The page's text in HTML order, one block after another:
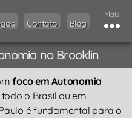
Contato Blog
Mais
no Brooklin
foco em Autonomia
o Brasil ou em
é fundamental para o